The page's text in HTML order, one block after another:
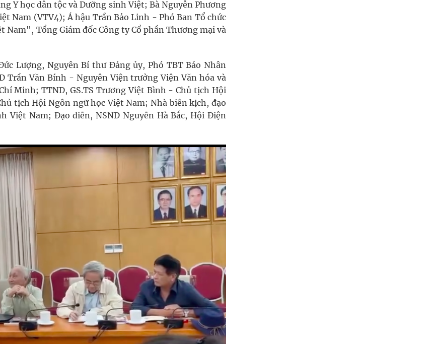
Y học dân tộc và Dưỡng sinh Việt; Bà Nguyễn Phương
Nam (VTV4); Á hậu Trần Bảo Linh - Phó Ban Tổ chức
Tổng Giám đốc Công ty Cổ phần Thương mại và
Lượng, Nguyên Bí thư Đảng ủy, Phó TBT Báo Nhân
Trần Văn Bính - Nguyên Viện trưởng Viện Văn hóa và
Minh; TTND, GS.TS Trương Việt Bình - Chủ tịch Hội
tịch Hội Ngôn ngữ học Việt Nam; Nhà biên kịch, đạo
Việt Nam; Đạo diễn, NSND Nguyễn Hà Bắc, Hội Điện